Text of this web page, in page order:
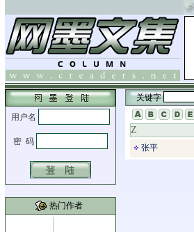
热门作者
关键字
Z
张平